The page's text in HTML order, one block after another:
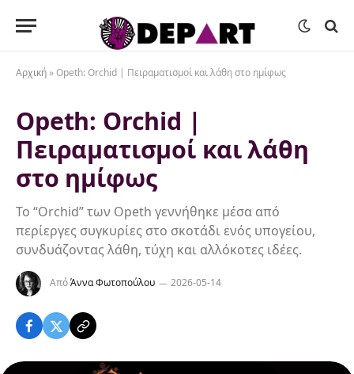
Αρχική »Opeth: Orchid | Πειραματισμοί και λάθη στο ημίφως
Opeth: Orchid |
Πειραματισμοί και λάθη
στο ημίφως
Το “Orchid” των Opeth γεννήθηκε μέσα από
περίεργες συγκυρίες στo σκοτάδι ενός υπογείου,
συνδυάζοντας λάθη, τύχη και αλλόκοτες ιδέες.
ΑπόΆννα Φωτοπούλου 2026-05-14